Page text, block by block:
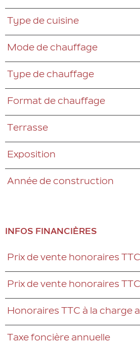
Type de cuisine
Mode de chauffage
Type de chauffage
Format de chauffage
Terrasse
Exposition
Année de construction
INFOS FINANCIÈRES
Caractéristiques Valeurs
Prix de vente honoraires
Prix de vente honoraires
Honoraires TTC à la charge
Taxe foncière annuelle